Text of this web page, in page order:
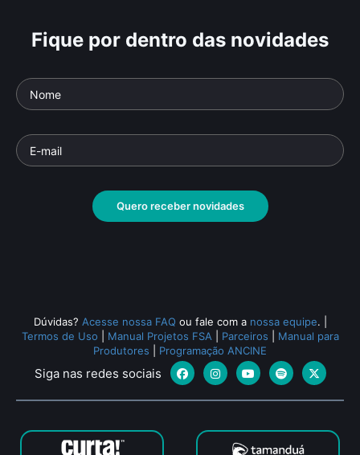
Fique por dentro das novidades
Quero receber novidades
Dúvidas? Acesse nossa FAQ ou fale com a nossa equipe.
Termos de Uso
Manual Projetos FSA Parceiros
Manual para
Produtores
Programação ANCINE
Siga nas redes sociais